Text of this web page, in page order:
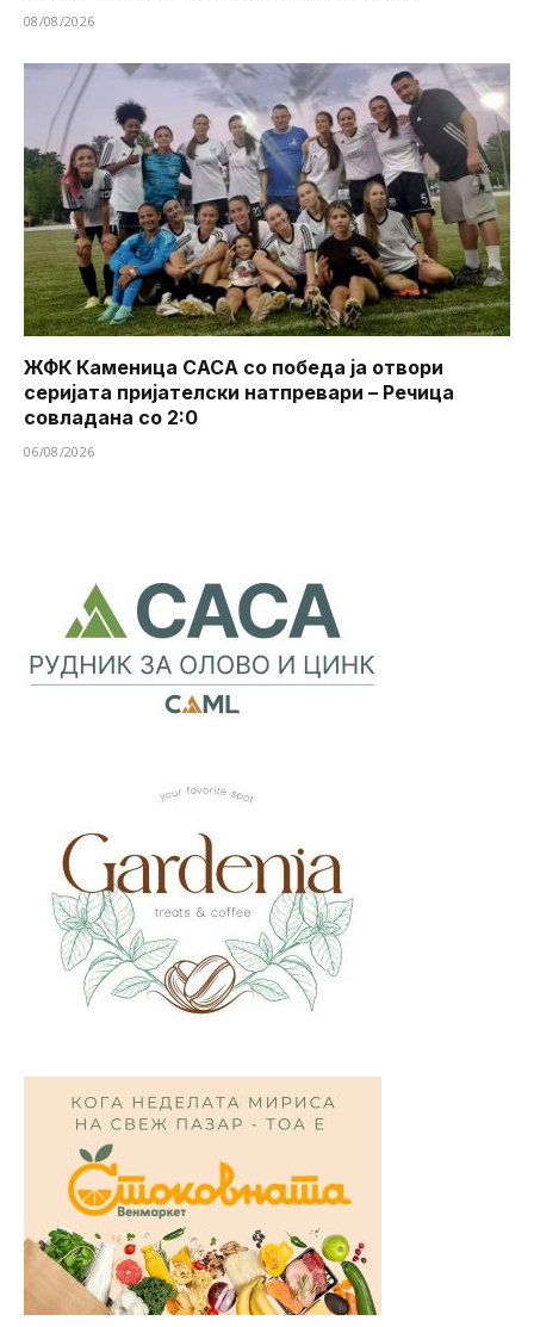
08/08/2026
ЖФК Каменица САСА со победа ја отвори
серијата пријателски натпревари – Речица
совладана со 2:0
06/08/2026